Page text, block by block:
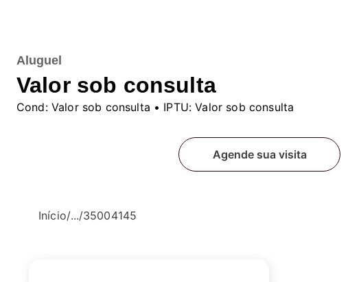
Aluguel
Valor sob consulta
Cond:Valor sob consulta • IPTU: Valor sob consulta
Agende sua visita
Início/.../35004145